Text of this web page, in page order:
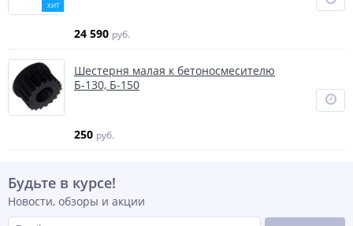
ХИТ
24 590 руб.
Шестерня малая к бетоносмесителю
Б-130, Б-150
250 руб.
Будьте в курсе!
Новости, обзоры и акции